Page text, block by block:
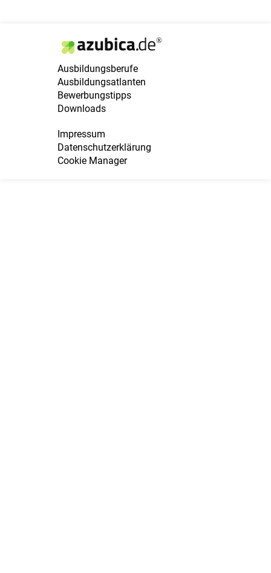
Ausbildungsberufe
Ausbildungsatlanten
Bewerbungstipps
Downloads
Impressum
Datenschutzerklärung
Cookie Manager